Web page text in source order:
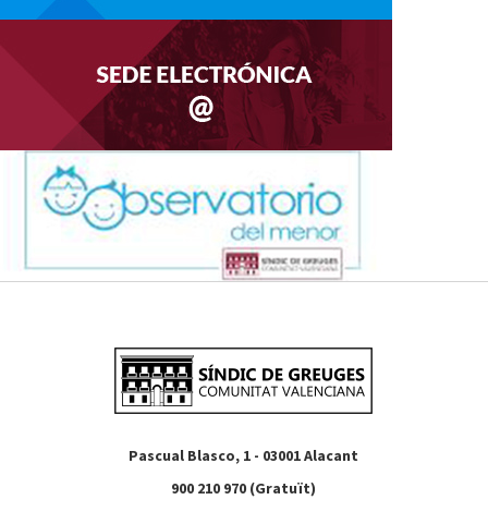
Pascual Blasco, 1 - 03001 Alacant
900 210 970 (Gratuït)